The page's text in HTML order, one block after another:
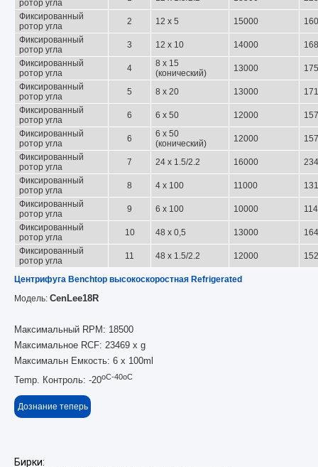
ротор угла
Фиксированный
ротор угла
2 12 x 5 15000
Фиксированный
ротор угла
3 12 x 10 14000
Фиксированный
ротор угла
4
8 x 15
(конический)
13000
Фиксированный
ротор угла
5 8 x 20 13000
Фиксированный
ротор угла
6 6 x 50 12000
Фиксированный
ротор угла
6
6 x 50
(конический)
12000
Фиксированный
ротор угла
7 24 x 1.5/2.2 16000
Фиксированный
ротор угла
8 4 x 100 11000
Фиксированный
ротор угла
9 6 x 100 10000
Фиксированный
ротор угла
10 48 x 0,5 13000
Фиксированный
ротор угла
11 48 x 1.5/2.2 12000
Центрифуга Benchtop высокоскоростная Refrigerated
Модель: CenLee18R
Максимальный RPM: 18500
Максимальное RCF: 23469 x g
Максимальн Емкость: 6 x 100ml
Temp. Контроль: -20oC-40oC
Дознание теперь
Бирки: